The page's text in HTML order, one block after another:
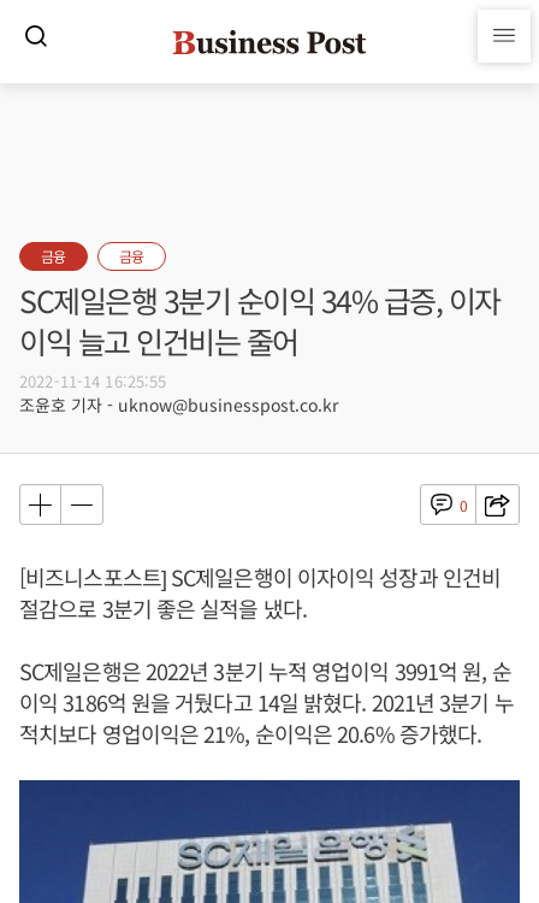
금융 금융
SC제일은행 3분기 순이익 34% 급증, 이자
이익 늘고 인건비는 줄어
2022-11-14 16:25:55
조윤호 기자 - uknow@businesspost.co.kr
0
[비즈니스포스트] SC제일은행이 이자이익 성장과 인건비
절감으로 3분기 좋은 실적을 냈다.
SC제일은행은 2022년 3분기 누적 영업이익 3991억 원, 순
이익 3186억 원을 거뒀다고 14일 밝혔다. 2021년 3분기 누
적치보다 영업이익은 21%, 순이익은 20.6% 증가했다.